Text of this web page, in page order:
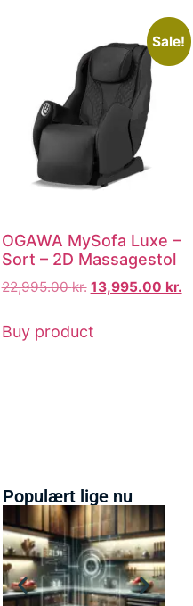
Sale!
OGAWA MySofa Luxe –
Sort – 2D Massagestol
22,995.00kr. 13,995.00 kr.
Buy product
Populært lige nu